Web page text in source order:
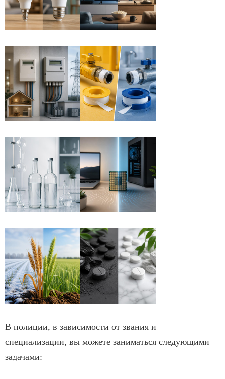
В полиции, в зависимости от звания и
специализации, вы можете заниматься следующими
задачами: